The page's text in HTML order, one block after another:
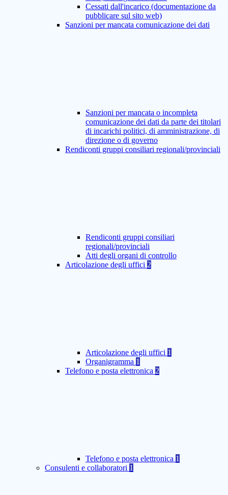
Cessati dall'incarico (documentazione da
pubblicare sul sito web)
Sanzioni per mancata comunicazione dei dati
Sanzioni per mancata o incompleta
comunicazione dei dati da parte dei titolari
di incarichi politici, di amministrazione, di
direzione o di governo
Rendiconti gruppi consiliari regionali/provinciali
Rendiconti gruppi consiliari
regionali/provinciali
Atti degli organi di controllo
Articolazione degli uffici 2
Articolazione degli uffici 1
Organigramma 1
Telefono e posta elettronica 2
Telefono e posta elettronica 1
Consulenti e collaboratori 1